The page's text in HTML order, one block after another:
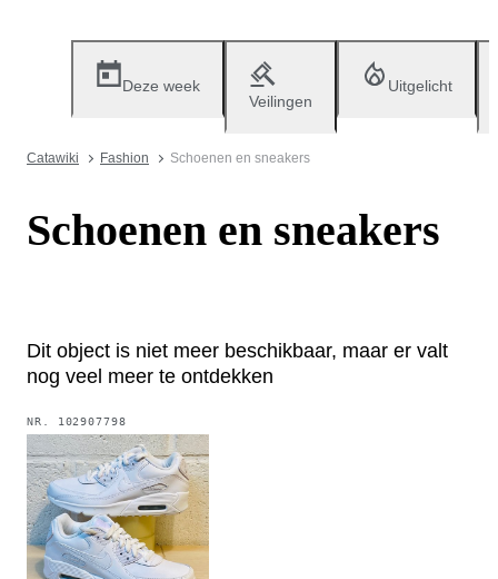
Deze week
Veilingen
Uitgelicht
Catawiki Fashion Schoenen en sneakers
Schoenen en sneakers
Dit object is niet meer beschikbaar, maar er valt
nog veel meer te ontdekken
NR. 102907798